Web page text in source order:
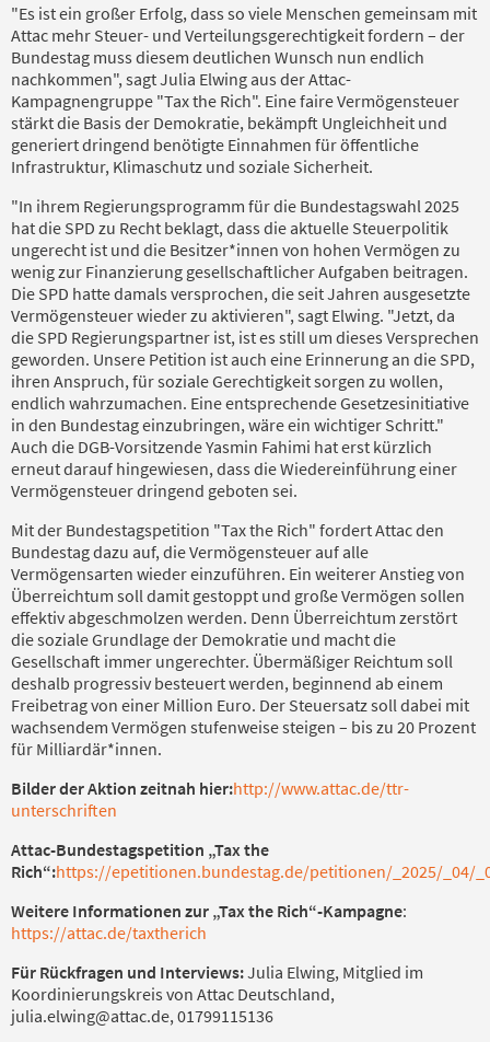
"Es ist ein großer Erfolg, dass so viele Menschen gemeinsam mit
Attac mehr Steuer- und Verteilungsgerechtigkeit fordern – der
Bundestag muss diesem deutlichen Wunsch nun endlich
nachkommen", sagt Julia Elwing aus der Attac-
Kampagnengruppe "Tax the Rich". Eine faire Vermögensteuer
stärkt die Basis der Demokratie, bekämpft Ungleichheit und
generiert dringend benötigte Einnahmen für öffentliche
Infrastruktur, Klimaschutz und soziale Sicherheit.
"In ihrem Regierungsprogramm für die Bundestagswahl 2025
hat die SPD zu Recht beklagt, dass die aktuelle Steuerpolitik
ungerecht ist und die Besitzer*innen von hohen Vermögen zu
wenig zur Finanzierung gesellschaftlicher Aufgaben beitragen.
Die SPD hatte damals versprochen, die seit Jahren ausgesetzte
Vermögensteuer wieder zu aktivieren", sagt Elwing. "Jetzt, da
die SPD Regierungspartner ist, ist es still um dieses Versprechen
geworden. Unsere Petition ist auch eine Erinnerung an die SPD,
ihren Anspruch, für soziale Gerechtigkeit sorgen zu wollen,
endlich wahrzumachen. Eine entsprechende Gesetzesinitiative
in den Bundestag einzubringen, wäre ein wichtiger Schritt."
Auch die DGB-Vorsitzende Yasmin Fahimi hat erst kürzlich
erneut darauf hingewiesen, dass die Wiedereinführung einer
Vermögensteuer dringend geboten sei.
Mit der Bundestagspetition "Tax the Rich" fordert Attac den
Bundestag dazu auf, die Vermögensteuer auf alle
Vermögensarten wieder einzuführen. Ein weiterer Anstieg von
Überreichtum soll damit gestoppt und große Vermögen sollen
effektiv abgeschmolzen werden. Denn Überreichtum zerstört
die soziale Grundlage der Demokratie und macht die
Gesellschaft immer ungerechter. Übermäßiger Reichtum soll
deshalb progressiv besteuert werden, beginnend ab einem
Freibetrag von einer Million Euro. Der Steuersatz soll dabei mit
wachsendem Vermögen stufenweise steigen – bis zu 20 Prozent
für Milliardär*innen.
Bilder der Aktion zeitnah hier:http://www.attac.de/ttr-
unterschriften
Attac-Bundestagspetition „Tax the
Rich“:https://epetitionen.bundestag.de/petitionen/_2025/_04/
Weitere Informationen zur „Tax the Rich“-Kampagne:
https://attac.de/taxtherich
Für Rückfragen und Interviews:Julia Elwing, Mitglied im
Koordinierungskreis von Attac Deutschland,
julia.elwing@attac.de, 01799115136